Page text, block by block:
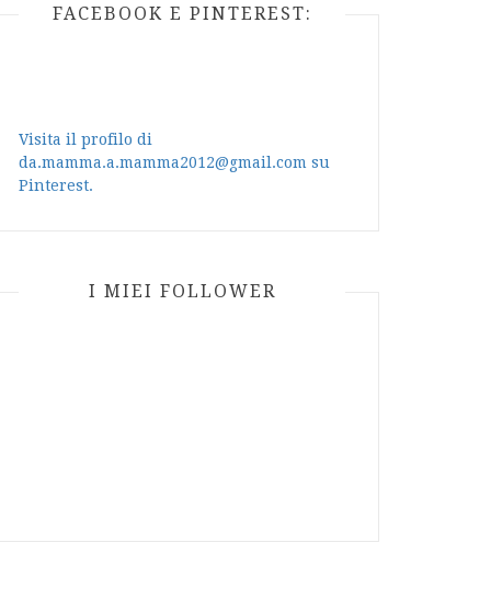
FACEBOOK E PINTEREST:
Visita il profilo di
da.mamma.a.mamma2012@gmail.com su
Pinterest.
I MIEI FOLLOWER